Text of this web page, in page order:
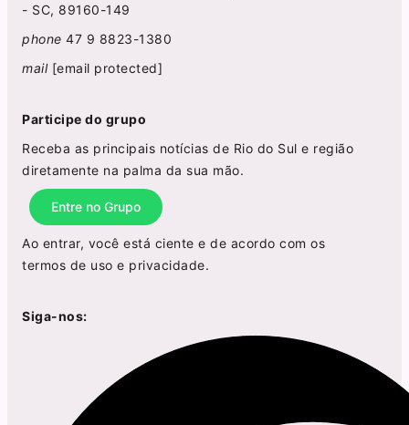
- SC, 89160-149
phone 47 9 8823-1380
mail [email protected]
Participe do grupo
Receba as principais notícias de Rio do Sul e região
diretamente na palma da sua mão.
Entre no Grupo
Ao entrar, você está ciente e de acordo com os
termos de uso e privacidade.
Siga-nos: